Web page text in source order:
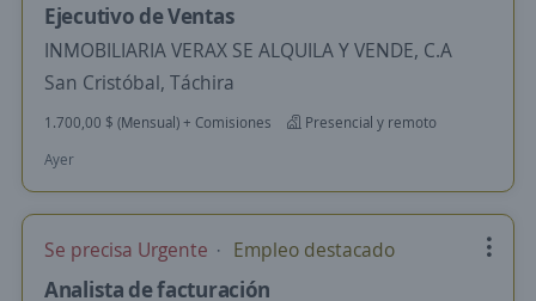
Ejecutivo de Ventas
INMOBILIARIA VERAX SE ALQUILA Y VENDE, C.A
San Cristóbal, Táchira
1.700,00 $ (Mensual) + Comisiones
Presencial y remoto
Ayer
Se precisa Urgente Empleo destacado
Analista de facturación